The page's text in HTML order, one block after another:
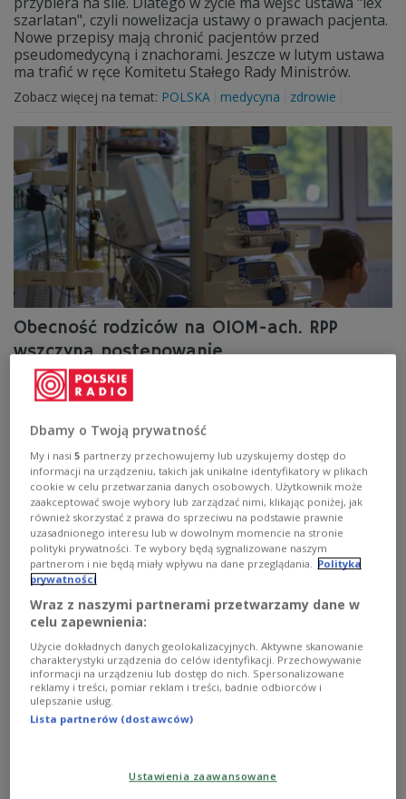
szarlatan", czyli nowelizacja ustawy o prawach pacjenta.
Nowe przepisy mają chronić pacjentów przed
pseudomedycyną i znachorami. Jeszcze w lutym ustawa
ma trafić w ręce Komitetu Stałego Rady Ministrów.
Zobacz więcej na temat: POLSKA medycyna zdrowie
Obecność rodziców na OIOM-ach. RPP
wszczyna postępowanie
O wszczęciu pierwszego postępowania przez rzecznika
praw pacjenta w sprawie ograniczania możliwości
przebywania rodzica z dzieckiem na szpitalnym OIOM-ie
poinformowało w piątek radio RMF FM.
Zobacz więcej na temat:POLSKA szpital ochrona zdrowia
dzieci Bartłomiej Chmielowiec rodzice
Rzecznik Praw Pacjenta i lekarze łączą siły.
Obiecują cudowną terapię, brak działań niepożądanych i
Dbamy o Twoją prywatność
My i nasi5 partnerzy przechowujemy lub uzyskujemy dostęp do
informacji na urządzeniu, takich jak unikalne identyfikatory w plikach
cookie w celu przetwarzania danych osobowych. Użytkownik może
zaakceptować swoje wybory lub zarządzać nimi, klikając poniżej, jak
również skorzystać z prawa do sprzeciwu na podstawie prawnie
uzasadnionego interesu lub w dowolnym momencie na stronie
polityki prywatności. Te wybory będą sygnalizowane naszym
partnerom i nie będą miały wpływu na dane przeglądania. Polityka
prywatności
Wraz z naszymi partnerami przetwarzamy dane w
celu zapewnienia:
Użycie dokładnych danych geolokalizacyjnych. Aktywne skanowanie
charakterystyki urządzenia do celów identyfikacji. Przechowywanie
informacji na urządzeniu lub dostęp do nich. Spersonalizowane
reklamy i treści, pomiar reklam i treści, badnie odbiorców i
ulepszanie usług.
Lista partnerów (dostawców)
Ustawienia zaawansowane